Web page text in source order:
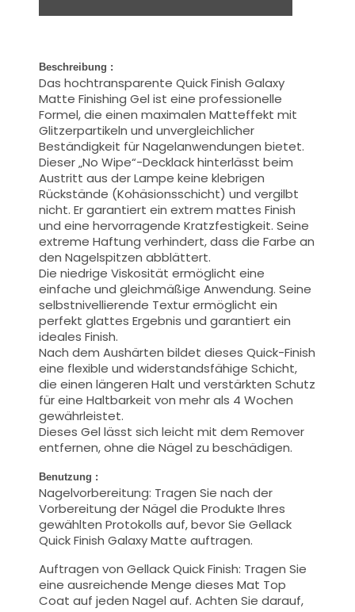
Beschreibung :
Das hochtransparente Quick Finish Galaxy
Matte Finishing Gel ist eine professionelle
Formel, die einen maximalen Matteffekt mit
Glitzerpartikeln und unvergleichlicher
Beständigkeit für Nagelanwendungen bietet.
Dieser „No Wipe“-Decklack hinterlässt beim
Austritt aus der Lampe keine klebrigen
Rückstände (Kohäsionsschicht) und vergilbt
nicht. Er garantiert ein extrem mattes Finish
und eine hervorragende Kratzfestigkeit. Seine
extreme Haftung verhindert, dass die Farbe an
den Nagelspitzen abblättert.
Die niedrige Viskosität ermöglicht eine
einfache und gleichmäßige Anwendung. Seine
selbstnivellierende Textur ermöglicht ein
perfekt glattes Ergebnis und garantiert ein
ideales Finish.
Nach dem Aushärten bildet dieses Quick-Finish
eine flexible und widerstandsfähige Schicht,
die einen längeren Halt und verstärkten Schutz
für eine Haltbarkeit von mehr als 4 Wochen
gewährleistet.
Dieses Gel lässt sich leicht mit dem Remover
entfernen, ohne die Nägel zu beschädigen.
Benutzung :
Nagelvorbereitung: Tragen Sie nach der
Vorbereitung der Nägel die Produkte Ihres
gewählten Protokolls auf, bevor Sie Gellack
Quick Finish Galaxy Matte auftragen.
Auftragen von Gellack Quick Finish: Tragen Sie
eine ausreichende Menge dieses Mat Top
Coat auf jeden Nagel auf. Achten Sie darauf,